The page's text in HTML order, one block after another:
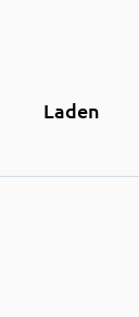
Laden